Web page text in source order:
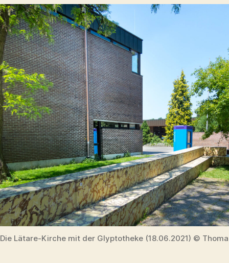
NPL
Die Lätare-Kirche mit der Glyptotheke (18.06.2021) ©